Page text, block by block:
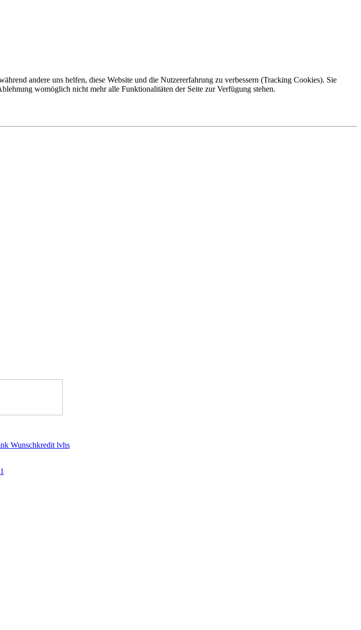
andere uns helfen, diese Website und die Nutzererfahrung zu verbessern (Tracking Cookies). Sie
womöglich nicht mehr alle Funktionalitäten der Seite zur Verfügung stehen.